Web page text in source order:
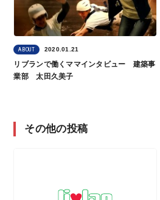
ABOUT 2020.01.21
リブランで働くママインタビュー 建築事
業部 太田久美子
その他の投稿